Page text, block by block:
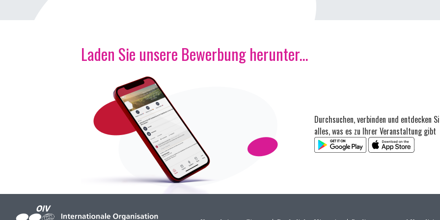
Laden Sie unsere Bewerbung herunter...
Durchsuchen, verbinden und entdecken
alles, was es zu Ihrer Veranstaltung gibt